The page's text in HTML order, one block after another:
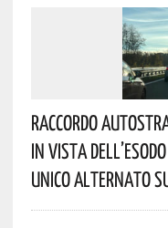
Raccordo
In Vista
Unico Alternato